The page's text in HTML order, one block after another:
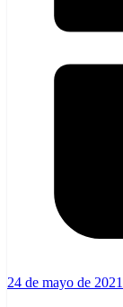
24 de mayo de 2021